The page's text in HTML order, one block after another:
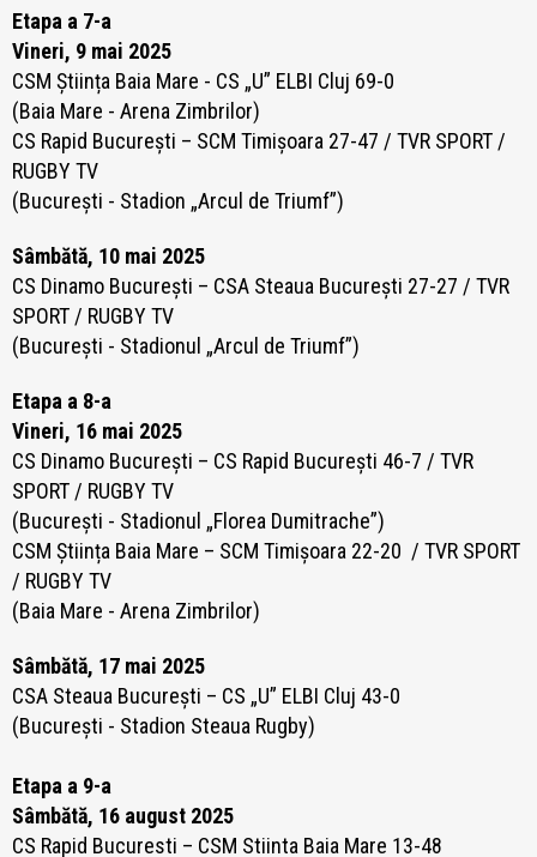
Etapa a 7-a
Vineri, 9 mai 2025
CSM Știința Baia Mare - CS „U” ELBI Cluj 69-0
(Baia Mare - Arena Zimbrilor)
CS Rapid București – SCM Timișoara 27-47 / TVR SPORT /
RUGBY TV
(București - Stadion „Arcul de Triumf”)
Sâmbătă, 10 mai 2025
CS Dinamo București – CSA Steaua București 27-27 / TVR
SPORT / RUGBY TV
(București - Stadionul „Arcul de Triumf”)
Etapa a 8-a
Vineri, 16 mai 2025
CS Dinamo București – CS Rapid București 46-7 / TVR
SPORT / RUGBY TV
(București - Stadionul „Florea Dumitrache”)
CSM Știința Baia Mare – SCM Timișoara 22-20 / TVR SPORT
/ RUGBY TV
(Baia Mare - Arena Zimbrilor)
Sâmbătă, 17 mai 2025
CSA Steaua București – CS „U” ELBI Cluj 43-0
(București - Stadion Steaua Rugby)
Etapa a 9-a
Sâmbătă, 16 august 2025
CS Rapid Bucuresti – CSM Stiinta Baia Mare 13-48